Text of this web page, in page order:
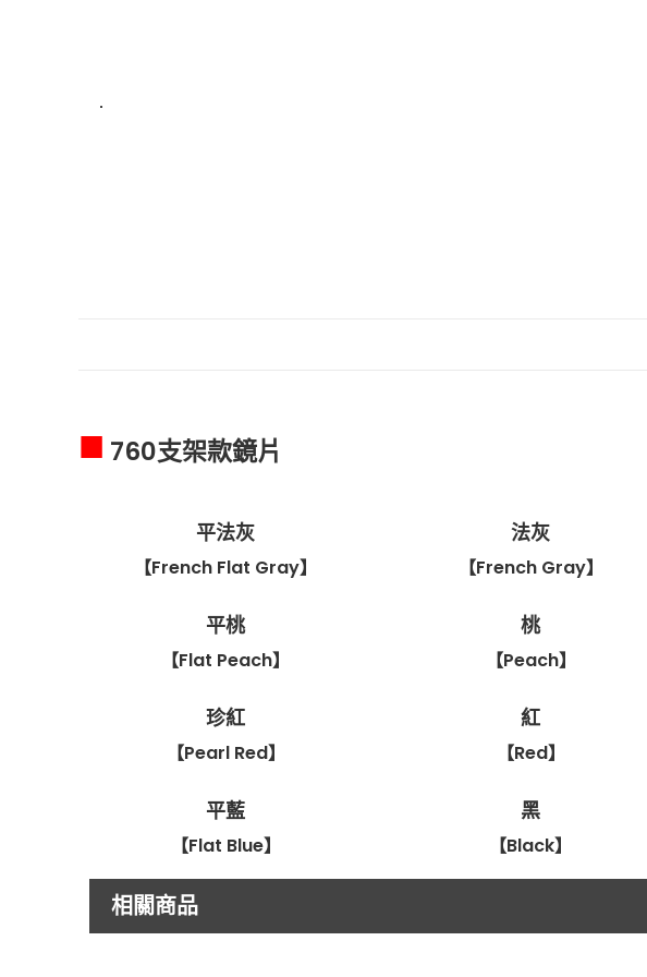
■ 760支架款鏡片
平法灰
【French Flat Gray】
法灰
【French Gray】
平桃
【Flat Peach】
桃
【Peach】
珍紅
【Pearl Red】
紅
【Red】
平藍
【Flat Blue】
黑
【Black】
相關商品